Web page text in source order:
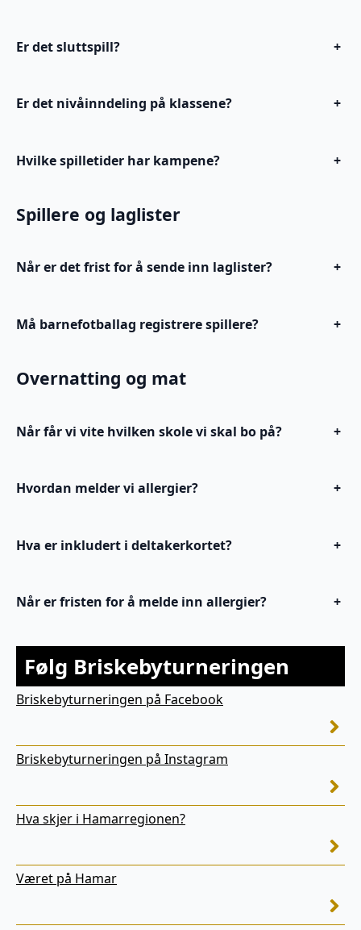
Er det sluttspill? +
Er det nivåinndeling på klassene? +
Hvilke spilletider har kampene? +
Spillere og laglister
Når er det frist for å sende inn laglister? +
Må barnefotballag registrere spillere? +
Overnatting og mat
Når får vi vite hvilken skole vi skal bo på? +
Hvordan melder vi allergier? +
Hva er inkludert i deltakerkortet? +
Når er fristen for å melde inn allergier? +
Følg Briskebyturneringen
Briskebyturneringen på Facebook
Briskebyturneringen på Instagram
Hva skjer i Hamarregionen?
Været på Hamar